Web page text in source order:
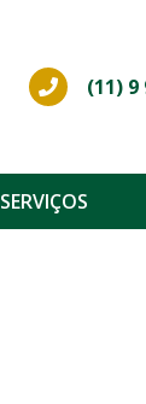
(11) 9
SERVIÇOS